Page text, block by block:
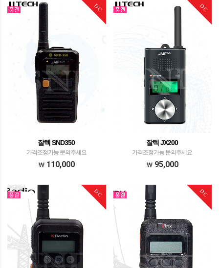
DC
잘텍 SND350
가격조정가능 문의주세요
110,000
DC
잘텍 JX200
가격조정가능 문의주세요
95,000
DC DC